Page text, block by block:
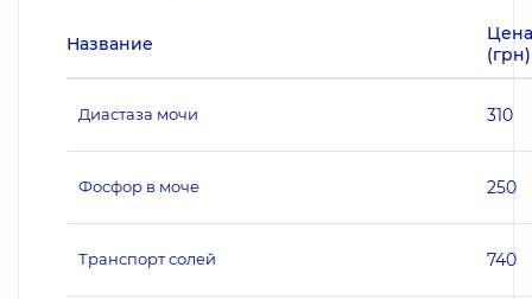
Название
Цена
(грн)
Диастаза мочи 310
Фосфор в моче 250
Транспорт солей 740